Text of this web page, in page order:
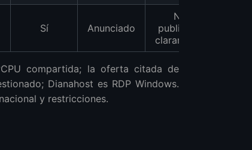
Sí Anunciado
No
publicada
claramente
compartida; la oferta citada de
Dianahost es RDP Windows.
y restricciones.